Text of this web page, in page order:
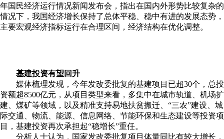
年国民经济运行情况新闻发布会，指出在国内外形势比较复杂的
情况下，我国经济增长保持了总体平稳、稳中有进的发展态势，
主要宏观经济指标运行在合理区间，经济结构在优化调整。
基建投资有望回升
媒体梳理发现，今年发改委批复的基建项目已超30个，总投
资额超8500亿元，从项目类型来看，多集中在城市轨道、机场扩
建、煤矿等领域，以及精准支持易地扶贫搬迁、“三农”建设、城
际交通、物流、能源、信息网络、节能环保和生态建设等投资项
目，基建投资再次承担起“稳增长”重任。
分析人士认为，国家发改委批复项目体量同比有较大增长，